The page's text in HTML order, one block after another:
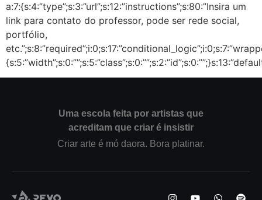
a:7:{s:4:”type”;s:3:”url”;s:12:”instructions”;s:80:”Insira um
link para contato do professor, pode ser rede social,
portfólio,
Uma escola feita por artistas que
acreditam que criar é insistir
Criar arte é mó daora. Bora platinar.